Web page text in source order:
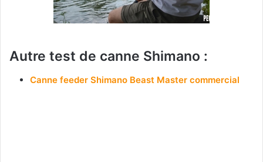
Autre test de canne Shimano :
Canne feeder Shimano Beast Master commercial